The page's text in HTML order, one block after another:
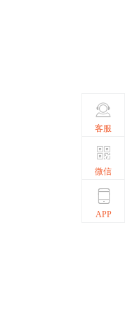
客服
微信
APP